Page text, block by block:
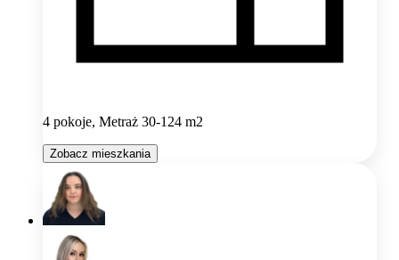
4 pokoje, Metraż 30-124 m2
Zobacz mieszkania